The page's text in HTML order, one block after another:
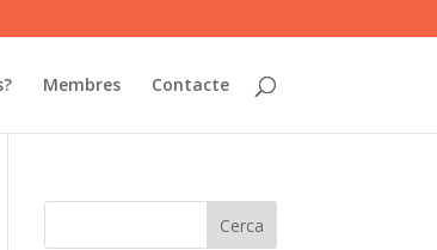
Membres Contacte